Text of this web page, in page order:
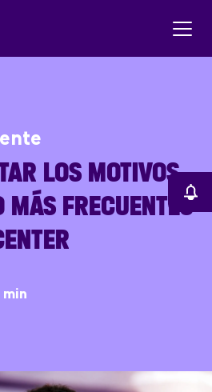
LOS MOTIVOS
MÁS FRECUENTES
min